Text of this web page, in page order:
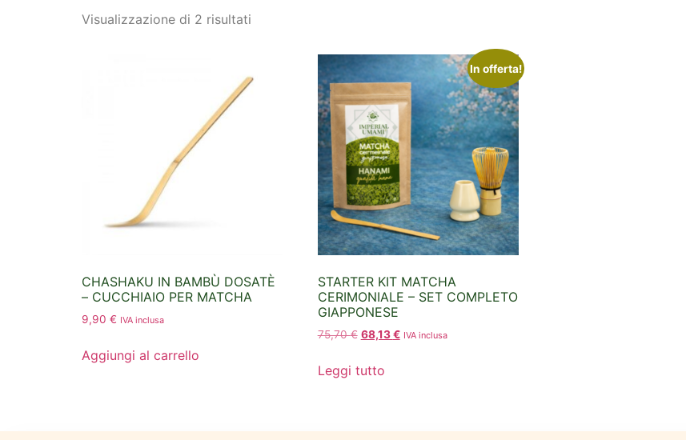
Visualizzazione di 2 risultati
CHASHAKU IN BAMBÙ DOSATÈ
– CUCCHIAIO PER MATCHA
9,90 € IVA inclusa
Aggiungi al carrello
In offerta!
STARTER KIT MATCHA
CERIMONIALE – SET COMPLETO
GIAPPONESE
75,70€ 68,13€ IVA inclusa
Leggi tutto